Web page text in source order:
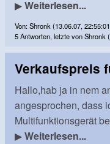
▶Weiterlesen...
Von: Shronk (13.06.07,
5 Antworten, letzte von Shronk
Verkaufspreis
Hallo,hab ja in nem
angesprochen, dass
Multifunktionsgerät
▶Weiterlesen...